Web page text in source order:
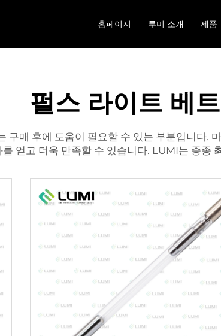
홈페이지 루미 소개 제품
펄스 라이트 베
구매 후에 도움이 필요할 수 있는 부분입니다.
얻고 더욱 만족할 수 있습니다. LUMI는 종종